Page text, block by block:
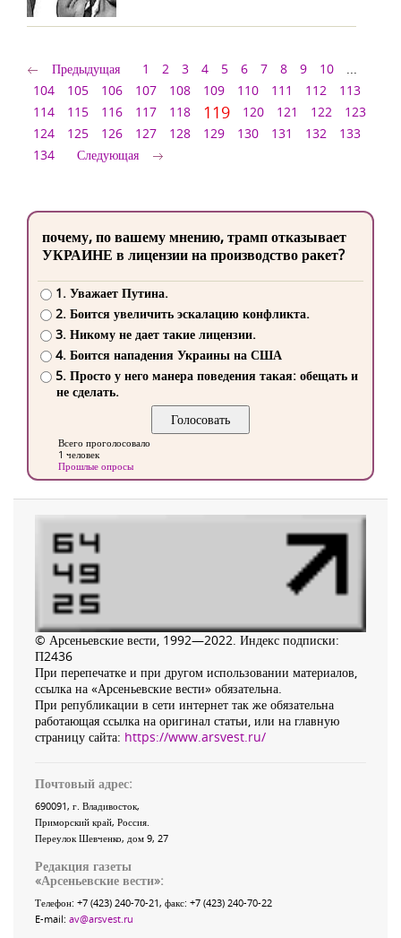
Предыдущая 1 2 3 4 5 6 7 8 9 10
...
104
105 106 107 108 109 110 111 112
113
114
115 116 117 118 119 120 121 122
123
124
125 126 127 128 129 130 131 132
133
134
Следующая
почему, по вашему мнению, трамп отказывает
УКРАИНЕ в лицензии на производство ракет?
1. Уважает Путина.
2. Боится увеличить эскалацию конфликта.
3. Никому не дает такие лицензии.
4. Боится нападения Украины на США
5. Просто у него манера поведения такая: обещать и
не сделать.
Всего проголосовало
1 человек
Прошлые опросы
© Арсеньевские вести, 1992—2022. Индекс подписки:
П2436
При перепечатке и при другом использовании материалов,
ссылка на «Арсеньевские вести» обязательна.
При републикации в сети интернет так же обязательна
работающая ссылка на оригинал статьи, или на главную
страницу сайта: https://www.arsvest.ru/
Почтовый адрес:
690091, г. Владивосток,
Приморский край, Россия
Переулок Шевченко, дом 9, 27
Редакция газеты
«Арсеньевские вести»:
Телефон: +7 (423) 240-70-21, факс: +7 (423) 240-70-22
E-mail: av@arsvest.ru